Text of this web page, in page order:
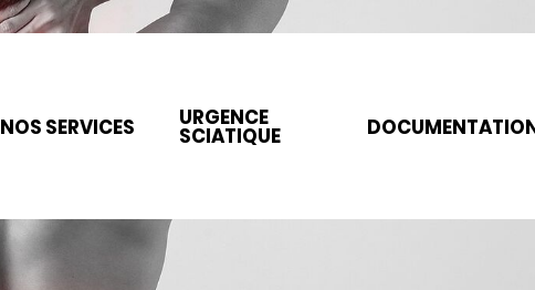
NOS SERVICES URGENCE
SCIATIQUE